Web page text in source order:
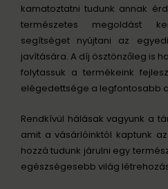
kamatoztatni tudunk annak
természetes megoldást
segítséget nyújtani az
javítására. A díj ösztönzőleg is
folytassuk a termékeink
elégedettsége a legfontosabb
Rendkívül hálásak vagyunk a
amit a vásárlóinktól kaptunk
hozzá tudunk járulni egy
egészségesebb világ